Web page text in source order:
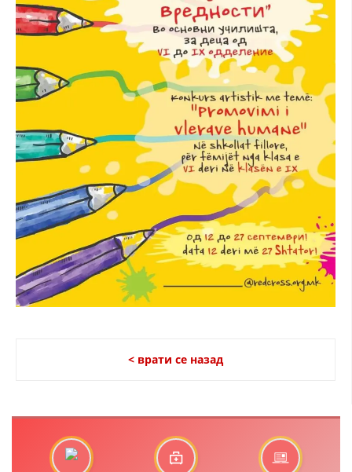
МЕЃУНАРОДНА СОРАБОТКА
ЗНАЧЕЊЕ НА СЛУЖБАТА ЗА БАРАЊЕ
ФОРМУЛАРИ ЗА БАРАЊА
ЗДРАВСТВЕНО ПРЕВЕНТИВНА ДЕЈНОСТ
ПРВА ПОМОШ
КРВОДАРИТЕЛСТВО
ИНФОРМАЦИИ ЗА БОЛЕСТИ
МЕНАЏМЕНТ НА ВОЛОНТЕРИ
ЗА НАС
ПРИРАЧНИЦИ
СТРАТЕГИИ
< врати се назад